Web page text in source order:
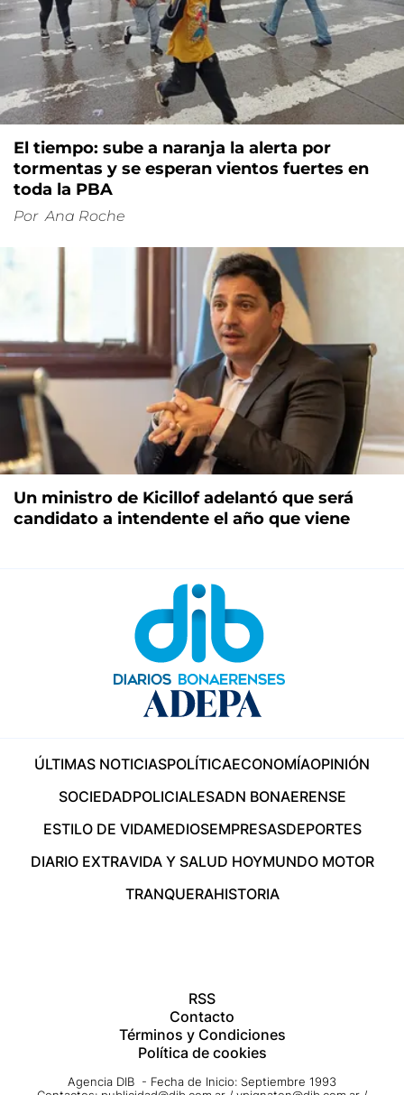
El tiempo: sube a naranja la alerta por
tormentas y se esperan vientos fuertes en
toda la PBA
Por Ana Roche
Un ministro de Kicillof adelantó que será
candidato a intendente el año que viene
ÚLTIMAS NOTICIASPOLÍTICAECONOMÍAOPINIÓN
SOCIEDADPOLICIALESADN BONAERENSE
ESTILO DE VIDAMEDIOSEMPRESASDEPORTES
DIARIO EXTRAVIDA Y SALUD HOYMUNDO MOTOR
TRANQUERAHISTORIA
RSS
Contacto
Términos y Condiciones
Política de cookies
Agencia DIB - Fecha de Inicio: Septiembre 1993